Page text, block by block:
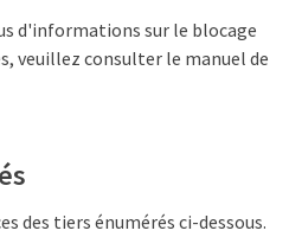
d'informations sur le blocage
veuillez consulter le manuel de
des tiers énumérés ci-dessous.